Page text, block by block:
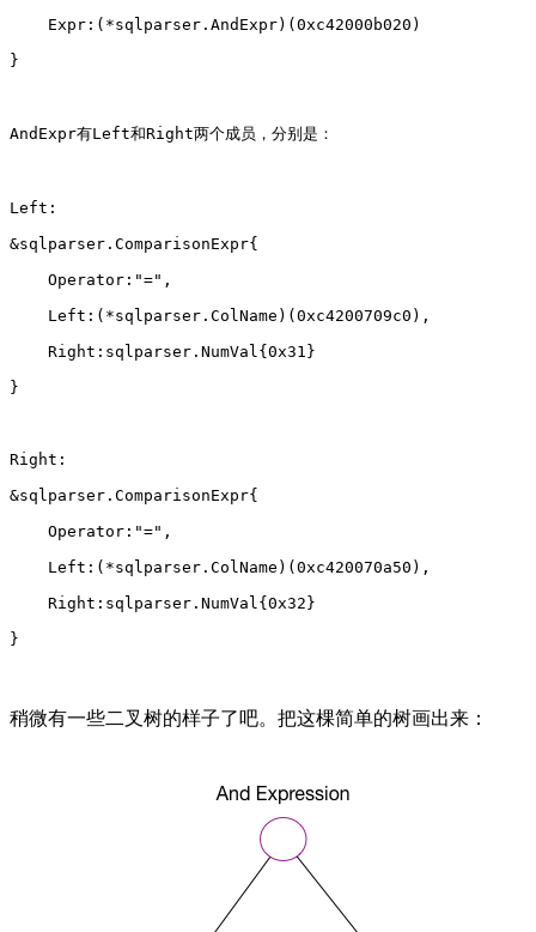
    Expr:(*sqlparser.AndExpr)(0xc42000b020)
}
AndExpr有Left和Right两个成员，分别是：
Left:
&sqlparser.ComparisonExpr{
    Operator:"=",
    Left:(*sqlparser.ColName)(0xc4200709c0),
    Right:sqlparser.NumVal{0x31}
}
Right:
&sqlparser.ComparisonExpr{
    Operator:"=",
    Left:(*sqlparser.ColName)(0xc420070a50),
    Right:sqlparser.NumVal{0x32}
}
稍微有一些二叉树的样子了吧。把这棵简单的树画出来：